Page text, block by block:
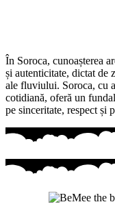
În Soroca, cunoașterea
și autenticitate, dictat de
ale fluviului. Soroca, cu
cotidiană, oferă un
pe sinceritate, respect și